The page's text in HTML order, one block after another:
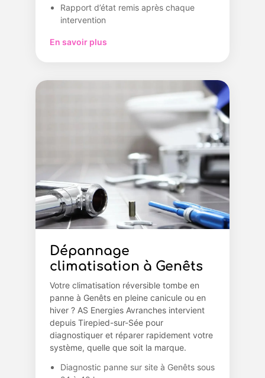
Rapport d’état remis après chaque
intervention
En savoir plus
Dépannage
climatisation à Genêts
Votre climatisation réversible tombe en
panne à Genêts en pleine canicule ou en
hiver ? AS Energies Avranches intervient
depuis Tirepied-sur-Sée pour
diagnostiquer et réparer rapidement votre
système, quelle que soit la marque.
Diagnostic panne sur site à Genêts sous